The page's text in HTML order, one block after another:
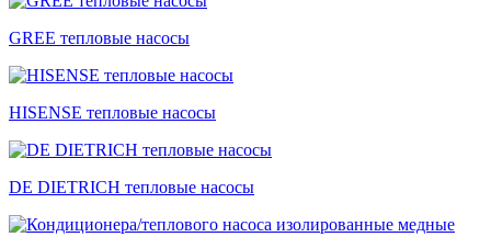
GREE тепловые насосы
HISENSE тепловые насосы
DE DIETRICH тепловые насосы